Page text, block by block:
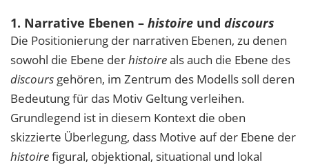
1. Narrative Ebenen – histoire und discours
Die Positionierung der narrativen Ebenen, zu denen
sowohl die Ebene derhistoireals auch die Ebene des
discours gehören, im Zentrum des Modells soll deren
Bedeutung für das Motiv Geltung verleihen.
Grundlegend ist in diesem Kontext die oben
skizzierte Überlegung, dass Motive auf der Ebene der
histoirefigural, objektional, situational und lokal